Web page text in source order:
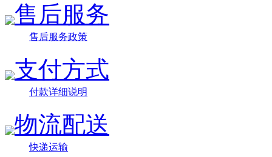
售后服务
售后服务政策
支付方式
付款详细说明
物流配送
快递运输